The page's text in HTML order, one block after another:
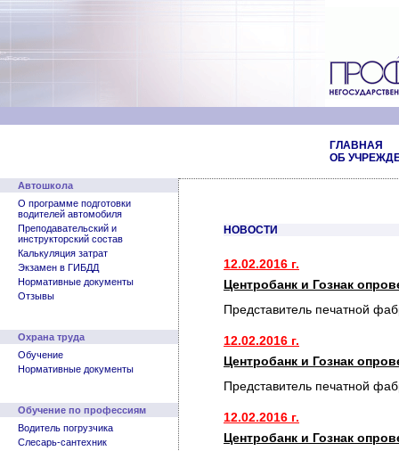
ГЛАВНАЯ
ОБ
Автошкола
О программе подготовки
водителей автомобиля
Преподавательский и
инструкторский состав
Калькуляция затрат
Экзамен в ГИБДД
Нормативные документы
Отзывы
Охрана труда
Обучение
Нормативные документы
Обучение по профессиям
Водитель погрузчика
Слесарь-сантехник
НОВОСТИ
12.02.2016 г.
Центробанк и Гознак
Представитель печатной
12.02.2016 г.
Центробанк и Гознак
Представитель печатной
12.02.2016 г.
Центробанк и Гознак